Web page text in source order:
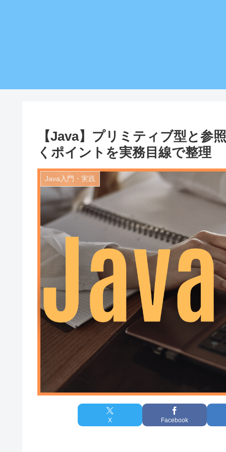
【Java】プリミティブ型と参
くポイントを実務目線で整理
Java入門・実践
X Facebook